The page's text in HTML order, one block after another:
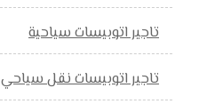
تاجير اتوبيسات سياحية
تاجير اتوبيسات نقل سياحي